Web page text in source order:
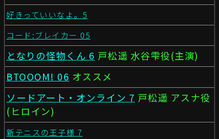
好きっていいなよ。5
コード:ブレイカー 05
となりの怪物くん 6 戸松遥 水谷雫役(主演)
BTOOOM! 06 オススメ
ソードアート・オンライン 7 戸松遥 アスナ役
(ヒロイン)
新テニスの王子様 7